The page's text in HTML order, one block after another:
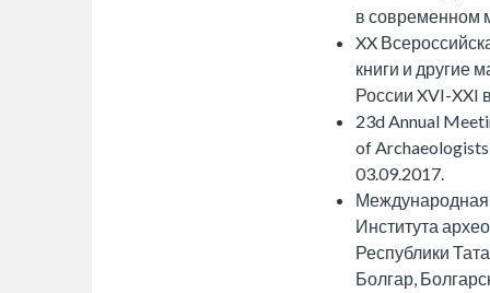
в современном
XX
книги и другие
России XVI-XXI
23d Annual
of
03.09.2017.
Международная
Института
Республики
Болгар,